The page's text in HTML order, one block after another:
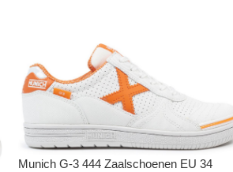
Munich G-3 444 Zaalschoenen EU 34